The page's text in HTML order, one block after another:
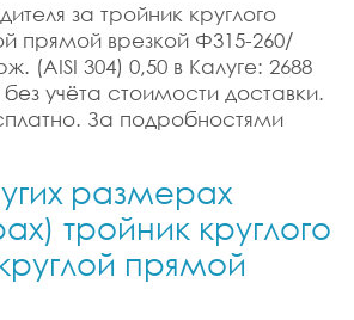
за тройник круглого
прямой врезкой Ф315-260/
(AISI 304) 0,50 в Калуге: 2688
учёта стоимости доставки.
За подробностями
размерах
тройник круглого
прямой